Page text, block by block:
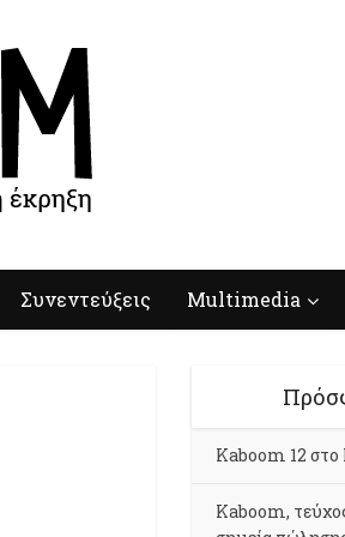
Συνεντεύξεις Multimedia
Kaboom 12
Kaboom,